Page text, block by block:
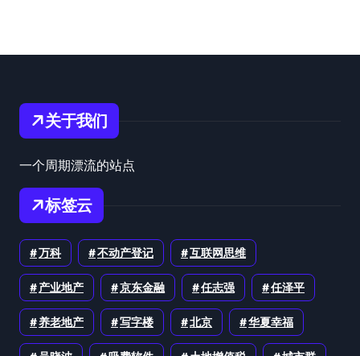
关于我们
一个周期漂流的站点
标签云
万科 不动产登记 互联网思维
产业地产 京东金融 任志强 任泽平
养老地产 写字楼 北京 华夏幸福